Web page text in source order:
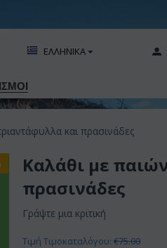
ΕΛΛΗΝΙΚΑ
και πρασινάδες
Καλάθι με
πρασινάδες
Γράψτε μια κριτική
Τιμή Τιμοκαταλόγου: €75.00